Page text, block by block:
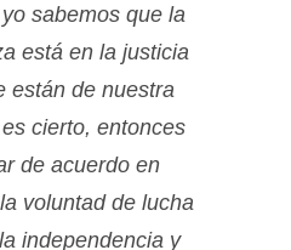
sabemos que la
está en la justicia
están de nuestra
cierto, entonces
de acuerdo en
voluntad de lucha
independencia y